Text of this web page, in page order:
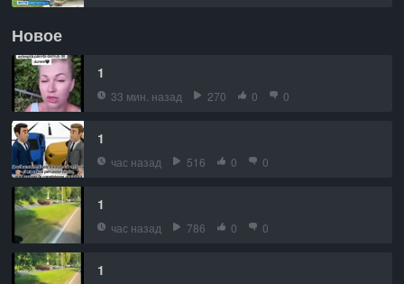
Новое
1
33 мин. назад 270 0 0
1
час назад 516 0 0
1
час назад 786 0 0
1